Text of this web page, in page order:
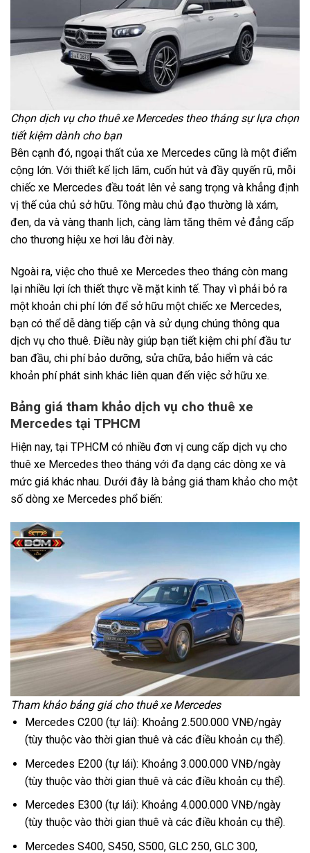
Chọn dịch vụ cho thuê xe Mercedes theo tháng sự lựa chọn
tiết kiệm dành cho bạn
Bên cạnh đó, ngoại thất của xe Mercedes cũng là một điểm
cộng lớn. Với thiết kế lịch lãm, cuốn hút và đầy quyến rũ, mỗi
chiếc xe Mercedes đều toát lên vẻ sang trọng và khẳng định
vị thế của chủ sở hữu. Tông màu chủ đạo thường là xám,
đen, da và vàng thanh lịch, càng làm tăng thêm vẻ đẳng cấp
cho thương hiệu xe hơi lâu đời này.
Ngoài ra, việc cho thuê xe Mercedes theo tháng còn mang
lại nhiều lợi ích thiết thực về mặt kinh tế. Thay vì phải bỏ ra
một khoản chi phí lớn để sở hữu một chiếc xe Mercedes,
bạn có thể dễ dàng tiếp cận và sử dụng chúng thông qua
dịch vụ cho thuê. Điều này giúp bạn tiết kiệm chi phí đầu tư
ban đầu, chi phí bảo dưỡng, sửa chữa, bảo hiểm và các
khoản phí phát sinh khác liên quan đến việc sở hữu xe.
Bảng giá tham khảo dịch vụ cho thuê xe
Mercedes tại TPHCM
Hiện nay, tại TPHCM có nhiều đơn vị cung cấp dịch vụ cho
thuê xe Mercedes theo tháng với đa dạng các dòng xe và
mức giá khác nhau. Dưới đây là bảng giá tham khảo cho một
số dòng xe Mercedes phổ biến:
Tham khảo bảng giá cho thuê xe Mercedes
Mercedes C200 (tự lái): Khoảng 2.500.000 VNĐ/ngày
(tùy thuộc vào thời gian thuê và các điều khoản cụ thể).
Mercedes E200 (tự lái): Khoảng 3.000.000 VNĐ/ngày
(tùy thuộc vào thời gian thuê và các điều khoản cụ thể).
Mercedes E300 (tự lái): Khoảng 4.000.000 VNĐ/ngày
(tùy thuộc vào thời gian thuê và các điều khoản cụ thể).
Mercedes S400, S450, S500, GLC 250, GLC 300,